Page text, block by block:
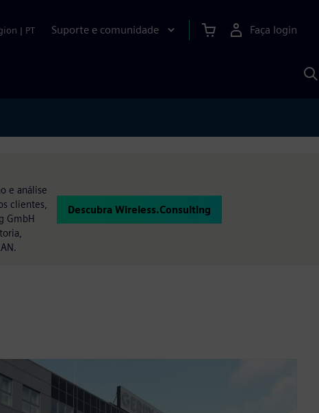
| PT Suporte e comunidade Faça login
e análise
clientes,
GmbH
Descubra Wireless.Consulting